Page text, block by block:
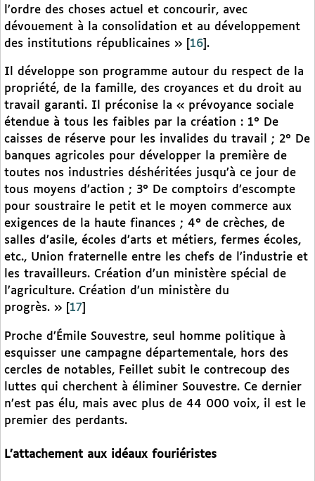
l’ordre des choses actuel et concourir, avec
dévouement à la consolidation et au développement
des institutions républicaines »
16 .
Il développe son programme autour du respect de la
propriété, de la famille, des croyances et du droit au
travail garanti. Il préconise la « prévoyance sociale
étendue à tous les faibles par la création : 1° De
caisses de réserve pour les invalides du travail ; 2° De
banques agricoles pour développer la première de
toutes nos industries déshéritées jusqu’à ce jour de
tous moyens d’action ; 3° De comptoirs d’escompte
pour soustraire le petit et le moyen commerce aux
exigences de la haute finances ; 4° de crèches, de
salles d’asile, écoles d’arts et métiers, fermes écoles,
etc., Union fraternelle entre les chefs de l’industrie et
les travailleurs. Création d’un ministère spécial de
l’agriculture. Création d’un ministère du
progrès. »
17
Proche d’Émile Souvestre, seul homme politique à
esquisser une campagne départementale, hors des
cercles de notables, Feillet subit le contrecoup des
luttes qui cherchent à éliminer Souvestre. Ce dernier
n’est pas élu, mais avec plus de 44 000 voix, il est le
premier des perdants.
L’attachement aux idéaux fouriéristes